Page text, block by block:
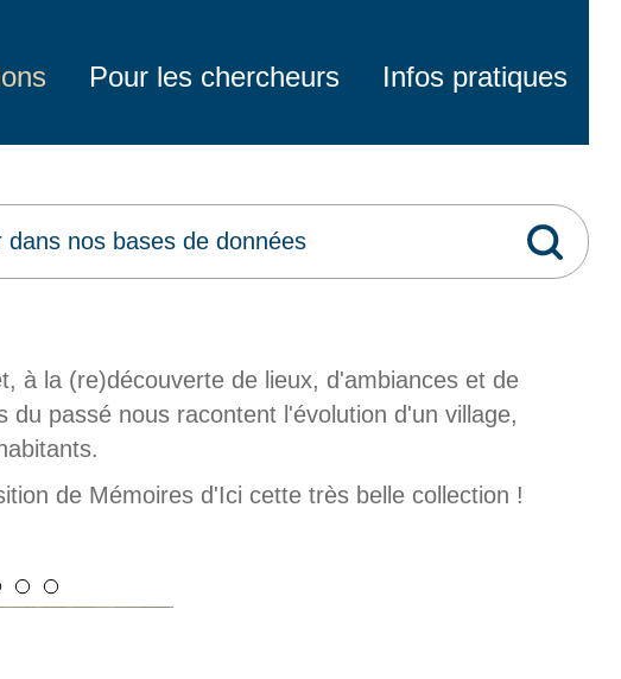
Pour les chercheurs Infos pratiques
à la (re)découverte de lieux, d'ambiances et de
passé nous racontent l'évolution d'un village,
de Mémoires d'Ici cette très belle collection !